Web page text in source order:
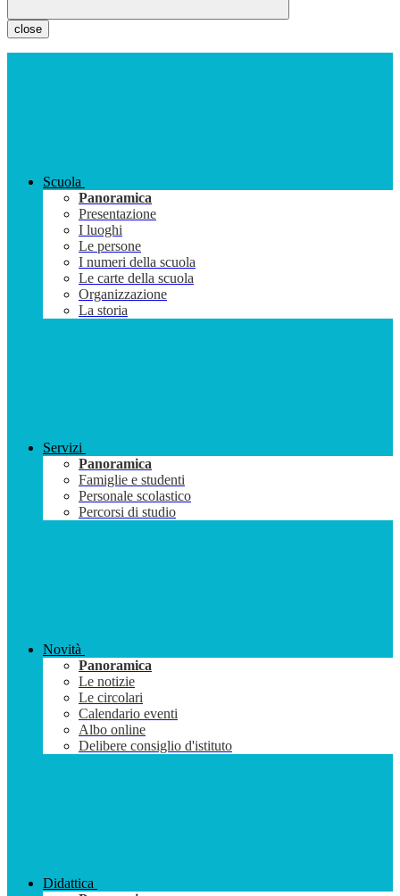
close
Scuola
Panoramica
Presentazione
I luoghi
Le persone
I numeri della scuola
Le carte della scuola
Organizzazione
La storia
Servizi
Panoramica
Famiglie e studenti
Personale scolastico
Percorsi di studio
Novità
Panoramica
Le notizie
Le circolari
Calendario eventi
Albo online
Delibere consiglio d'istituto
Didattica